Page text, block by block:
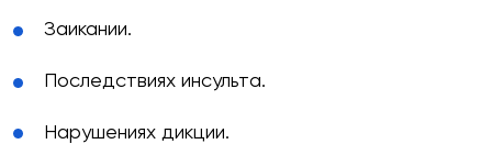
Заикании.
Последствиях инсульта.
Нарушениях дикции.